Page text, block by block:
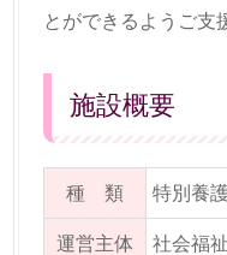
とができるようご支
施設概要
種 類 特別養
運営主体 社会福